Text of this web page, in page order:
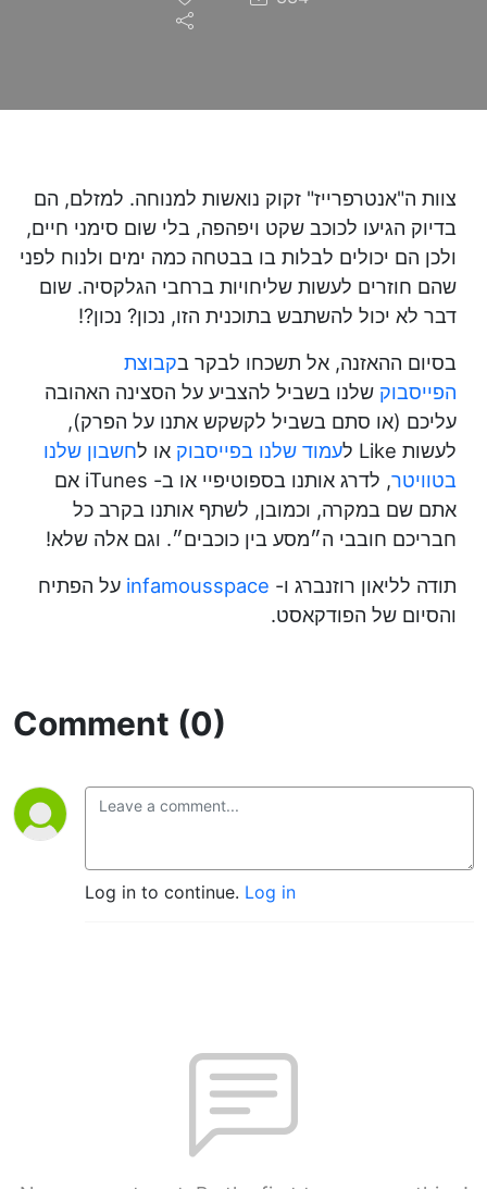
צוות ה"אנטרפרייז" זקוק נואשות למנוחה. למזלם, הם
בדיוק הגיעו לכוכב שקט ויפהפה, בלי שום סימני חיים,
ולכן הם יכולים לבלות בו בבטחה כמה ימים ולנוח לפני
שהם חוזרים לעשות שליחויות ברחבי הגלקסיה. שום
דבר לא יכול להשתבש בתוכנית הזו, נכון? נכון?!
בסיום ההאזנה, אל תשכחו לבקר בקבוצת
הפייסבוק שלנו בשביל להצביע על הסצינה האהובה
עליכם (או סתם בשביל לקשקש אתנו על הפרק),
לעשות Like ל
עמוד שלנו בפייסבוק או לחשבון שלנו
בטוויטר
, לדרג אותנו בספוטיפיי או ב- iTunes אם
אתם שם במקרה, וכמובן, לשתף אותנו בקרב כל
חבריכם חובבי ה״מסע בין כוכבים״. וגם אלה שלא!
תודה לליאון רוזנברג ו- infamousspace על הפתיח
והסיום של הפודקאסט.
Comment (0)
Log in to continue. Log in